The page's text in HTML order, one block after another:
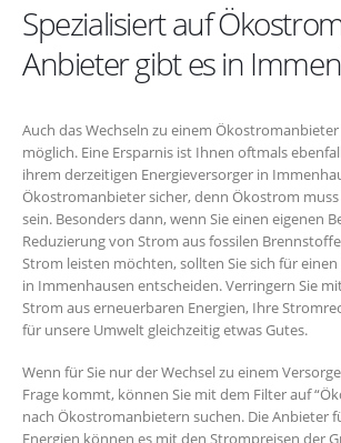
Spezialisiert auf
Anbieter gibt es in
Auch das Wechseln zu einem
möglich. Eine Ersparnis ist Ihnen oftmals
ihrem derzeitigen Energieversorger in
Ökostromanbieter sicher, denn Ökostrom
sein. Besonders dann, wenn Sie einen eigenen
Reduzierung von Strom aus fossilen
Strom leisten möchten, sollten Sie sich für
in Immenhausen entscheiden. Verringern Sie
Strom aus erneuerbaren Energien, Ihre
für unsere Umwelt gleichzeitig etwas Gutes.
Wenn für Sie nur der Wechsel zu einem
Frage kommt, können Sie mit dem Filter auf
nach Ökostromanbietern suchen. Die Anbieter
Energien können es mit den Strompreisen der